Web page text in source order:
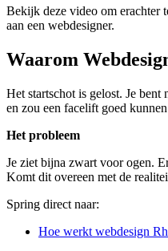
Bekijk deze video om erachter
aan een webdesigner.
Waarom
Het startschot is gelost. Je
en zou een facelift goed
Het probleem
Je ziet bijna zwart voor ogen.
Komt dit overeen met de
Spring direct naar:
Hoe werkt webdesign